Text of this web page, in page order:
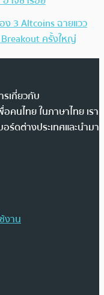
ง 3 Altcoins ฉายแวว
ครั้งใหญ่
เกี่ยวกับ
คนไทย ในภาษาไทย เรา
ร์ดต่างประเทศและนำมา
งาน